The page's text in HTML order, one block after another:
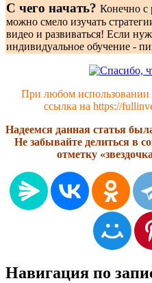
С чего начать? Конечно с
можно смело изучать
видео и развиваться! Если
индивидуальное обучение -
При любом использовании
ссылка на https://
Надеемся данная статья
Не забывайте делиться в
отметку
Навигация по